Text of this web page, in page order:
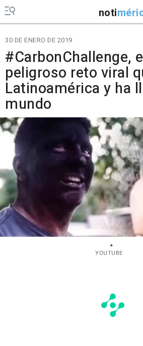
noti
30 DE ENERO DE 2019
#CarbonChallenge,
peligroso reto viral
Latinoamérica y ha
mundo
YOUTUBE